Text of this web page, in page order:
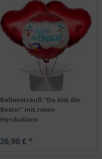
Ballonstrauß "Du bist der
Beste!" mit roten
Herzballons
26,90 € *